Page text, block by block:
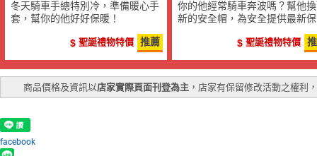
冬天騎車手總特別冷，準備暖心手
套，幫你的他好好保暖！
聖誕禮物特價 推薦
你的他經常騎車奔波嗎？幫他
新的安全帽，為安全提供最新保
聖誕禮物特價
商品價格及資訊以店家實際頁面刊登為主 ，店家有保留修改活動之權利
facebook